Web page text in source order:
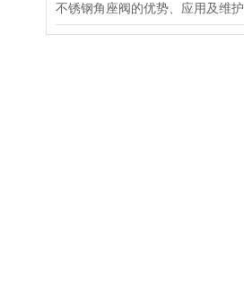
不锈钢角座阀的优势、应用及维护